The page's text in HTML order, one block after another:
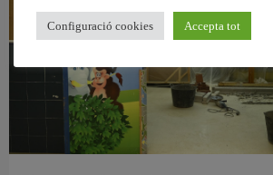
Configuració cookies Accepta tot